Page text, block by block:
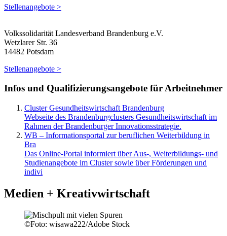
Stellenangebote >
Volkssolidarität Landesverband Brandenburg e.V.
Wetzlarer Str. 36
14482 Potsdam
Stellenangebote >
Infos und Qualifizierungsangebote für Arbeitnehmer
Cluster Gesundheitswirtschaft Brandenburg
Webseite des Brandenburgclusters Gesundheitswirtschaft im
Rahmen der Brandenburger Innovationsstrategie.
WB – Informationsportal zur beruflichen Weiterbildung in
Bra
Das Online-Portal informiert über Aus-, Weiterbildungs- und
Studienangebote im Cluster sowie über Förderungen und
indivi
Medien + Kreativwirtschaft
©Foto: wisawa222/Adobe Stock